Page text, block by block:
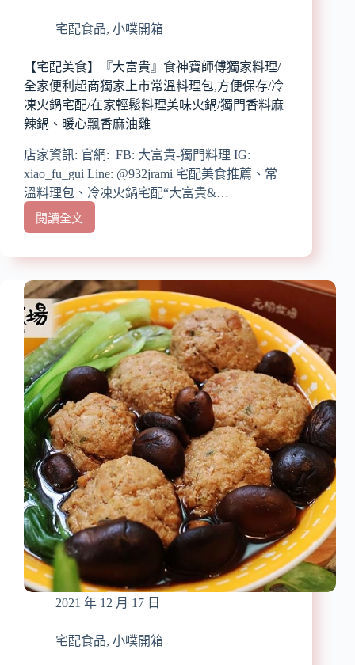
宵
好
良
伴
嚴
大
顆
飽
滿
多
汁
的
大
湖
2
號
莓/
推
草
莓
珠
寶
盒、
惡
魔
Oreo
巧
克
力
蛋
糕
宅配食品, 小噗開箱
【宅配美食】『大富貴』食神寶師傅獨家料理/
全家便利超商獨家上市常溫料理包,方便保存/冷
凍火鍋宅配/在家輕鬆料理美味火鍋/獨門香料麻
辣鍋、暖心飄香麻油雞
店家資訊: 官網: FB: 大富貴-獨門料理 IG:
xiao_fu_gui Line: @932jrami 宅配美食推薦、常
溫料理包、冷凍火鍋宅配“大富貴&…
閱讀全文
【宅
美
『大
富
貴』
食
神
寶
師
傅
獨
家
料
理/
全
家
便
利
超
獨
家
市
2021 年 12 月 17 日
宅配食品, 小噗開箱